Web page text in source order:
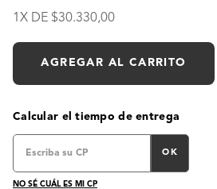
1 X DE 30.330,00
AGREGAR AL CARRITO
Calcular el tiempo de entrega
OK
NO SÉ CUÁL ES MI CP